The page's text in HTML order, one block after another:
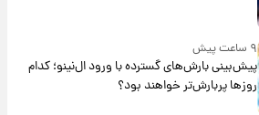
۹ ساعت پیش
پیش‌بینی بارش‌های گسترده با ورود ال‌نینو؛ کدام
روزها پربارش‌تر خواهند بود؟